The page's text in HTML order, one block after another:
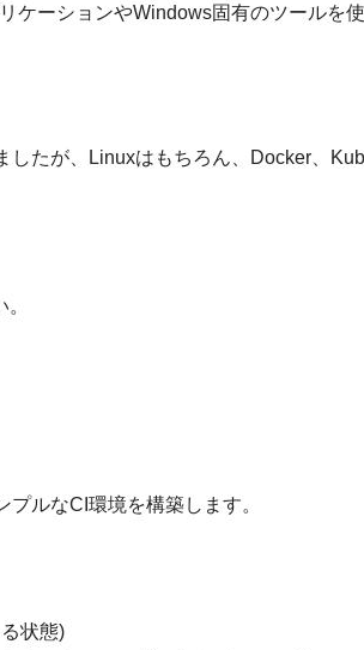
ケーションやWindows固有のツールを
たが、Linuxはもちろん、Docker、
ルなCI環境を構築します。
状態)